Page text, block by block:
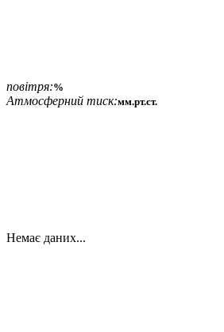
повітря:%
Атмосферний тиск:мм.рт.ст.
Немає даних...